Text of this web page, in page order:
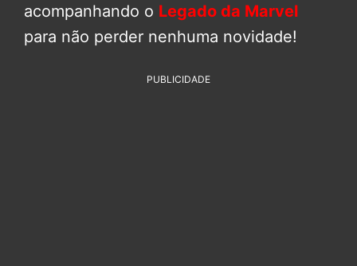
acompanhando o Legado da Marvel
para não perder nenhuma novidade!
PUBLICIDADE